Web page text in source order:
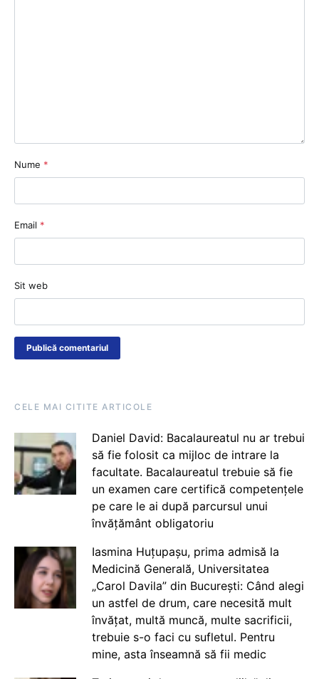
Nume *
Email *
Sit web
CELE MAI CITITE ARTICOLE
Daniel David: Bacalaureatul nu ar trebui
să fie folosit ca mijloc de intrare la
facultate. Bacalaureatul trebuie să fie
un examen care certifică competențele
pe care le ai după parcursul unui
învățământ obligatoriu
Iasmina Huțupașu, prima admisă la
Medicină Generală, Universitatea
„Carol Davila” din București: Când alegi
un astfel de drum, care necesită mult
învățat, multă muncă, multe sacrificii,
trebuie s-o faci cu sufletul. Pentru
mine, asta înseamnă să fii medic